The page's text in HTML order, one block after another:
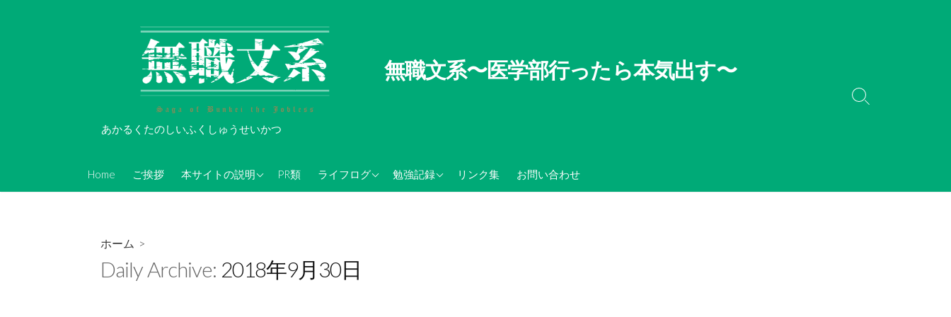
無職文系〜医学部行ったら本気出す〜
あかるくたのしいふくしゅうせいかつ
Home ご挨拶 本サイトの説明
About Koi-Oh
無職文系ツイキャス情報
PR類 ライフログ
無職文系100の懸念勉強記録
TOEIC関連記録リンク集 お問い合わせ
検
ホーム >
Daily Archive: 2018年9月30日